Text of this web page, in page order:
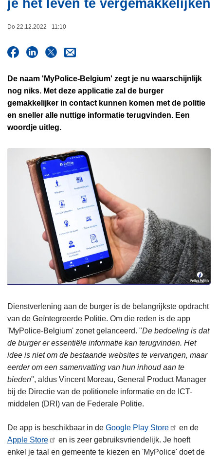
je het leven te vergemakkelijken
Do 22.12.2022 - 11:10
De naam 'MyPolice-Belgium' zegt je nu waarschijnlijk
nog niks. Met deze applicatie zal de burger
gemakkelijker in contact kunnen komen met de politie
en sneller alle nuttige informatie terugvinden. Een
woordje uitleg.
Dienstverlening aan de burger is de belangrijkste opdracht
van de Geïntegreerde Politie. Om die reden is de app
'MyPolice-Belgium' zonet gelanceerd. "De bedoeling is dat
de burger er essentiële informatie kan terugvinden. Het
idee is niet om de bestaande websites te vervangen, maar
eerder om een samenvatting van hun inhoud aan te
bieden", aldus Vincent Moreau, General Product Manager
bij de Directie van de politionele informatie en de ICT-
middelen (DRI) van de Federale Politie.
De app is beschikbaar in de Google Play Store
en de
Apple Store
en is zeer gebruiksvriendelijk. Je hoeft
enkel je taal en gemeente te kiezen en 'MyPolice' doet de